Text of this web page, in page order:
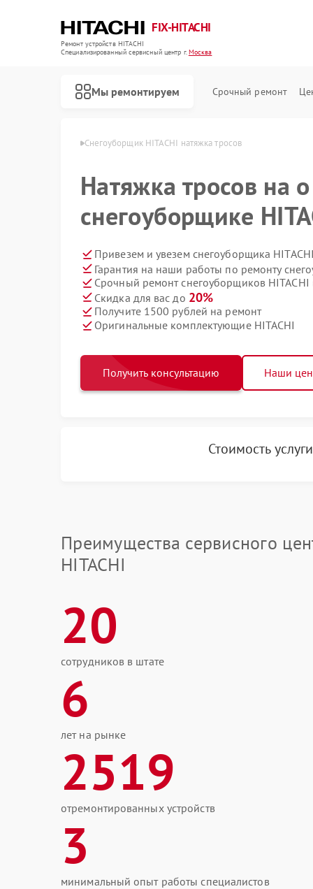
FIX-HITACHI
Ремонт устройств HITACHI
Специализированный cервисный центр г.Москва
Мы ремонтируем Срочный ремонт
Снегоуборщик HITACHI натяжка тросов
Натяжка тросов на о
снегоуборщике
Привезем и увезем снегоуборщика
Гарантия на наши работы по ремонту
Срочный ремонт снегоуборщиков HITACHI
Скидка для вас до 20%
Получите 1500 рублей на ремонт
Оригинальные комплектующие HITACHI
Получить консультацию Наши
Стоимость услуги
Преимущества сервисного
HITACHI
20
сотрудников в штате
6
лет на рынке
2519
отремонтированных устройств
3
минимальный опыт работы специалистов